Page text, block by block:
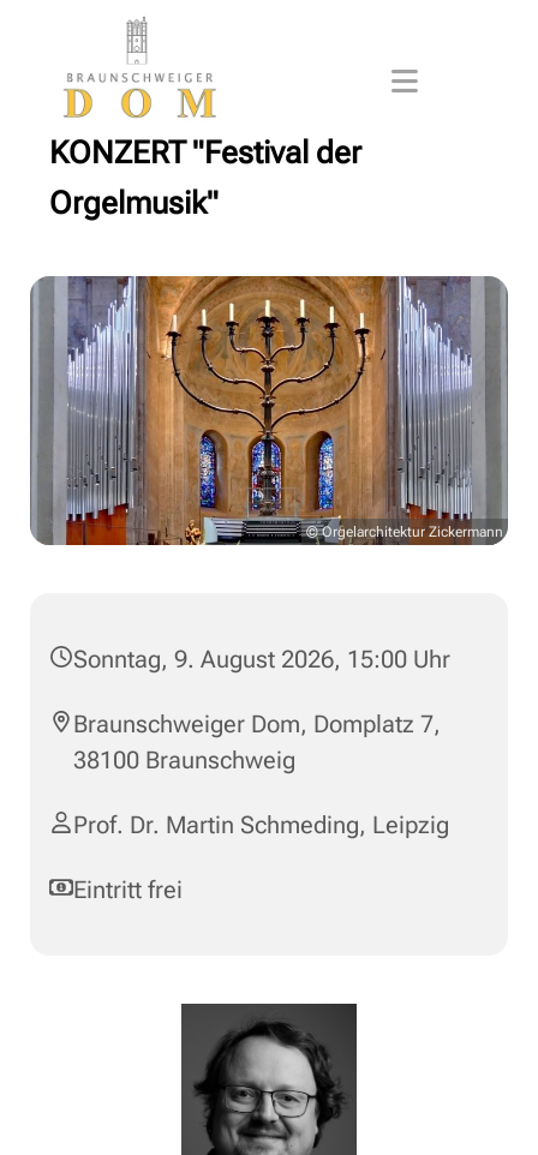
KONZERT "Festival der
Orgelmusik"
© Orgelarchitektur Zickermann
Sonntag, 9. August 2026, 15:00 Uhr
Braunschweiger Dom, Domplatz 7,
38100 Braunschweig
Prof. Dr. Martin Schmeding, Leipzig
Eintritt frei